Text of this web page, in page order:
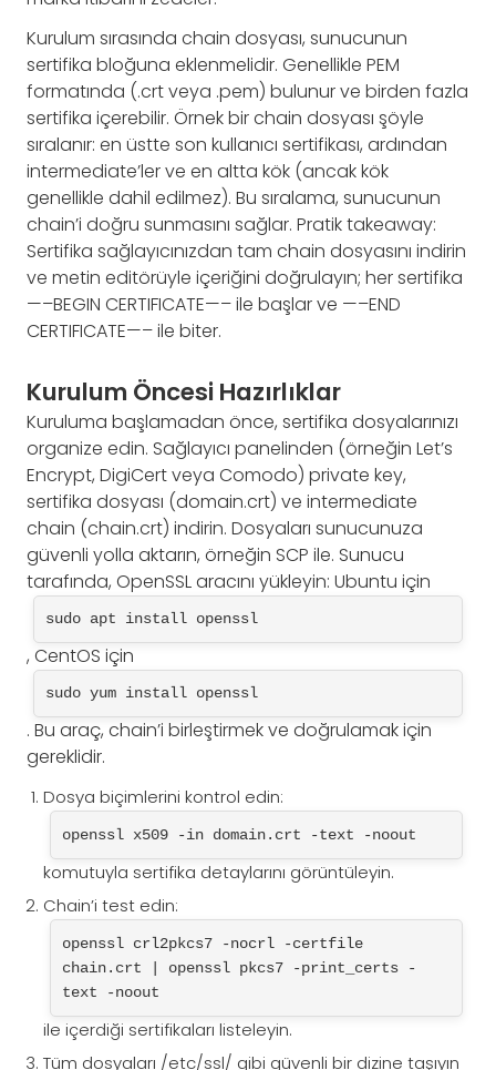
Kurulum sırasında chain dosyası, sunucunun
sertifika bloğuna eklenmelidir. Genellikle PEM
formatında (.crt veya .pem) bulunur ve birden fazla
sertifika içerebilir. Örnek bir chain dosyası şöyle
sıralanır: en üstte son kullanıcı sertifikası, ardından
intermediate’ler ve en altta kök (ancak kök
genellikle dahil edilmez). Bu sıralama, sunucunun
chain’i doğru sunmasını sağlar. Pratik takeaway:
Sertifika sağlayıcınızdan tam chain dosyasını indirin
ve metin editörüyle içeriğini doğrulayın; her sertifika
—–BEGIN CERTIFICATE—– ile başlar ve —–END
CERTIFICATE—– ile biter.
Kurulum Öncesi Hazırlıklar
Kuruluma başlamadan önce, sertifika dosyalarınızı
organize edin. Sağlayıcı panelinden (örneğin Let’s
Encrypt, DigiCert veya Comodo) private key,
sertifika dosyası (domain.crt) ve intermediate
chain (chain.crt) indirin. Dosyaları sunucunuza
güvenli yolla aktarın, örneğin SCP ile. Sunucu
tarafında, OpenSSL aracını yükleyin: Ubuntu için
sudo apt install openssl
, CentOS için
sudo yum install openssl
. Bu araç, chain’i birleştirmek ve doğrulamak için
gereklidir.
Dosya biçimlerini kontrol edin:
openssl x509 -in domain.crt -text -noout
komutuyla sertifika detaylarını görüntüleyin.
Chain’i test edin:
openssl crl2pkcs7 -nocrl -certfile
chain.crt | openssl pkcs7 -print_certs -
text -noout
ile içerdiği sertifikaları listeleyin.
Tüm dosyaları /etc/ssl/ gibi güvenli bir dizine taşıyın